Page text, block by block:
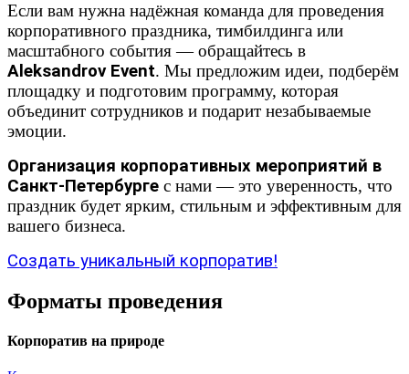
Если вам нужна надёжная команда для проведения
корпоративного праздника, тимбилдинга или
масштабного события — обращайтесь в
Aleksandrov Event. Мы предложим идеи, подберём
площадку и подготовим программу, которая
объединит сотрудников и подарит незабываемые
эмоции.
Организация корпоративных мероприятий в
Санкт-Петербурге с нами — это уверенность, что
праздник будет ярким, стильным и эффективным для
вашего бизнеса.
Создать уникальный корпоратив!
Форматы проведения
Корпоратив на природе